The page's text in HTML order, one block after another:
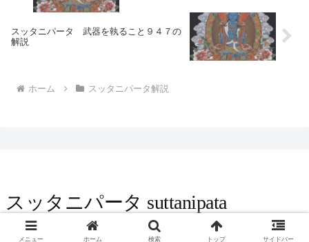
スッタニパータ 武器を執ること９４７の
解説
ホーム スッタニパータ解説
スッタニパータ suttanipata
© 2016 スッタニパータ suttanipata.
メニュー ホーム 検索 トップ サイドバー